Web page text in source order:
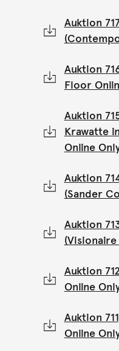
Auktion
Auktion
Floor
Auktion
Krawatte
Online
Auktion
(Sander
Auktion
(Visionaire
Auktion
Online
Auktion
Online